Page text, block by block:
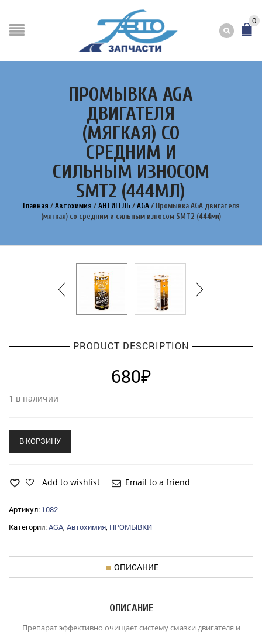
0
ПРОМЫВКА AGA
ДВИГАТЕЛЯ
(МЯГКАЯ) СО
СРЕДНИМ И
СИЛЬНЫМ ИЗНОСОМ
SMT2 (444МЛ)
Главная / Автохимия / АНТИГЕЛЬ / AGA / Промывка AGA двигателя
(мягкая) со средним и сильным износом SMT2 (444мл)
PRODUCT DESCRIPTION
680₽
1 в наличии
В КОРЗИНУ
Add to wishlist Email to a friend
Артикул: 1082
Категории:AGA, Автохимия, ПРОМЫВКИ
ОПИСАНИЕ
ОПИСАНИЕ
Препарат эффективно очищает систему смазки двигателя и